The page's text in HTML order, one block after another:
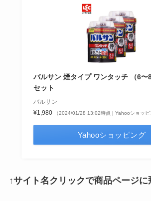
バルサン 煙タイプ ワンタッチ （6〜
セット
バルサン
¥1,980
（2024/01/28 13:02時点 | Yahooショッピ
Yahooショッピング
↑サイト名クリックで商品ページに